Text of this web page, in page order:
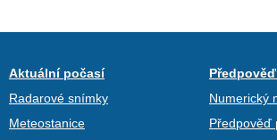
Aktuální počasí
Radarové snímky
Meteostanice
Numerický
Předpověď